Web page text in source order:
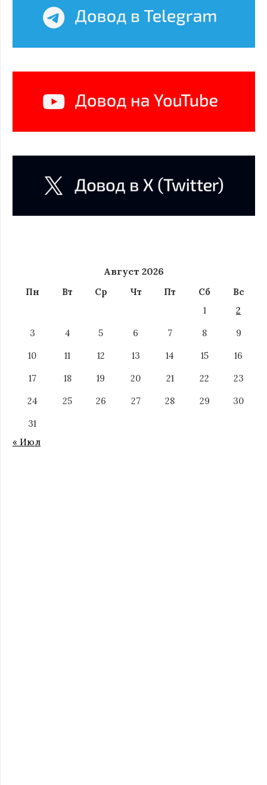
Август 2026
Пн Вт Ср Чт Пт Сб
Вс
1
2
3
4 5 6 7 8
9
10
11 12 13 14 15
16
17
18 19 20 21 22
23
24
25 26 27 28 29
30
31
« Июл